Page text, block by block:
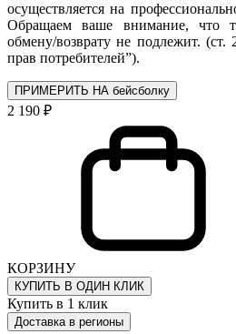
осуществляется на
Обращаем ваше внимание, что
обмену/возврату не подлежит.
прав потребителей”).
ПРИМЕРИТЬ НА бейсболку
2 190 ₽
КОРЗИНУ
КУПИТЬ В ОДИН КЛИК
Купить в 1 клик
Доставка в регионы